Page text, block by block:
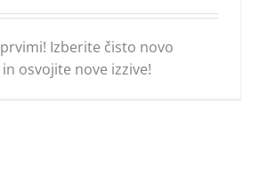
Izberite čisto novo
in osvojite nove izzive!